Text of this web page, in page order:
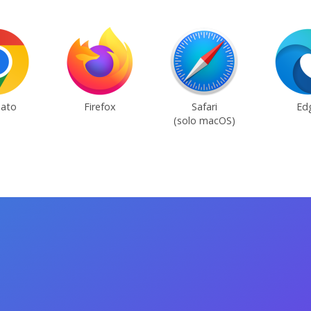
Firefox
Safari
(solo macOS)